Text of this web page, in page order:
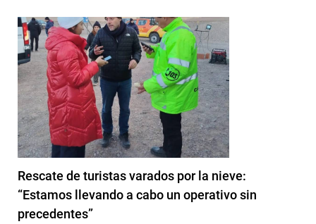
Rescate de turistas varados por la nieve:
“Estamos llevando a cabo un operativo sin
precedentes”